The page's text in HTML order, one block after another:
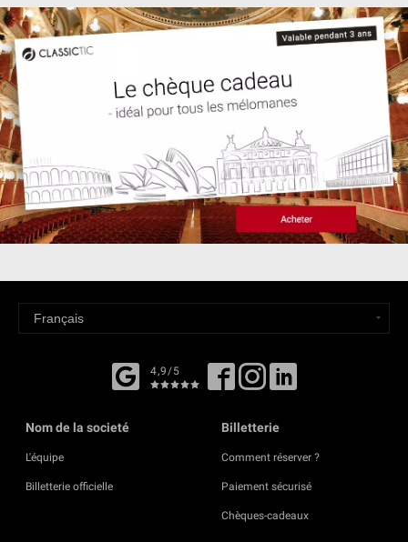
4,9/5
Nom de la societé
L'équipe
Billetterie officielle
Billetterie
Comment réserver ?
Paiement sécurisé
Chèques-cadeaux